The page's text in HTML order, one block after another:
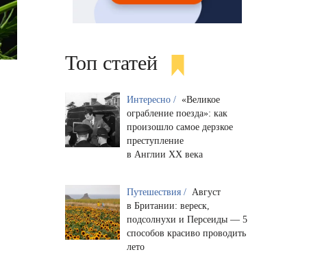
Топ статей
Интересно / «Великое
ограбление поезда»: как
произошло самое дерзкое
преступление
в Англии XX века
Путешествия / Август
в Британии: вереск,
подсолнухи и Персеиды — 5
способов красиво проводить
лето